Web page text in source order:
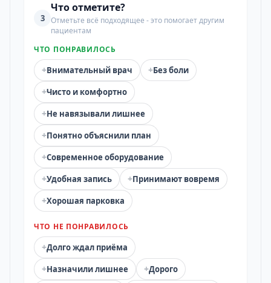
3
Что отметите?
Отметьте всё подходящее - это помогает другим
пациентам
ЧТО ПОНРАВИЛОСЬ
+Внимательный врач +Без боли
+Чисто и комфортно
+Не навязывали лишнее
+Понятно объяснили план
+Современное оборудование
+Удобная запись +Принимают вовремя
+Хорошая парковка
ЧТО НЕ ПОНРАВИЛОСЬ
+Долго ждал приёма
+Назначили лишнее +Дорого